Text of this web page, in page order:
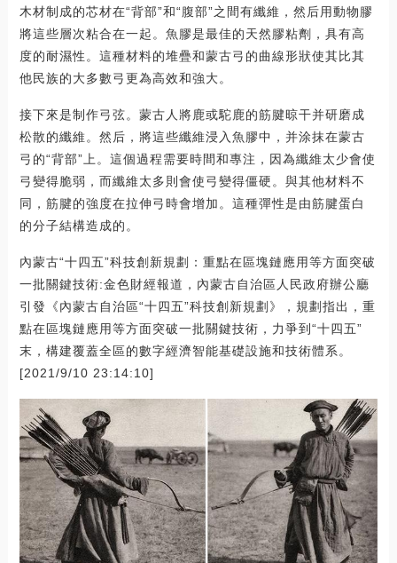
木材制成的芯材在“背部”和“腹部”之間有纖維，然后用動物膠
將這些層次粘合在一起。魚膠是最佳的天然膠粘劑，具有高
度的耐濕性。這種材料的堆疊和蒙古弓的曲線形狀使其比其
他民族的大多數弓更為高效和強大。
接下來是制作弓弦。蒙古人將鹿或駝鹿的筋腱晾干并研磨成
松散的纖維。然后，將這些纖維浸入魚膠中，并涂抹在蒙古
弓的“背部”上。這個過程需要時間和專注，因為纖維太少會使
弓變得脆弱，而纖維太多則會使弓變得僵硬。與其他材料不
同，筋腱的強度在拉伸弓時會增加。這種彈性是由筋腱蛋白
的分子結構造成的。
內蒙古“十四五”科技創新規劃：重點在區塊鏈應用等方面突破
一批關鍵技術:金色財經報道，內蒙古自治區人民政府辦公廳
引發《內蒙古自治區“十四五”科技創新規劃》，規劃指出，重
點在區塊鏈應用等方面突破一批關鍵技術，力爭到“十四五”
末，構建覆蓋全區的數字經濟智能基礎設施和技術體系。
[2021/9/10 23:14:10]